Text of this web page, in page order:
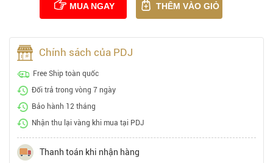
MUA NGAY THÊM VÀO GIỎ
Chính sách của PDJ
Free Ship toàn quốc
Đổi trả trong vòng 7 ngày
Bảo hành 12 tháng
Nhận thu lại vàng khi mua tại PDJ
Thanh toán khi nhận hàng